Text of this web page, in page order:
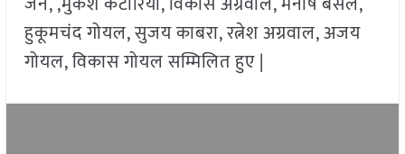
हुकूमचंद गोयल, सुजय काबरा, रत्नेश अग्रवाल, अजय
गोयल, विकास गोयल सम्मिलित हुए |